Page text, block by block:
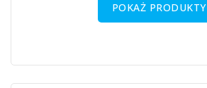
POKAŻ PRODUKTY